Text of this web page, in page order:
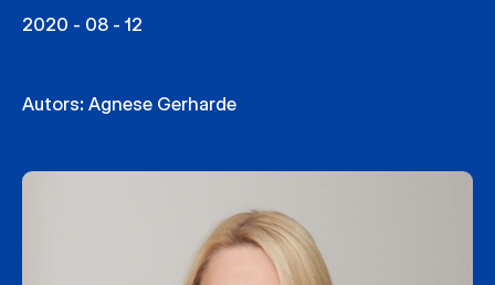
2020 - 08 - 12
Autors: Agnese Gerharde